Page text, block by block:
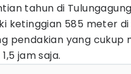
tahun di
ketinggian 585 meter
pendakian yang cukup
jam saja.